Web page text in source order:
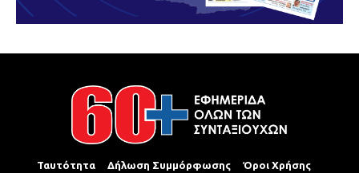
Ταυτότητα Δήλωση Συμμόρφωσης
Όροι Χρήσης